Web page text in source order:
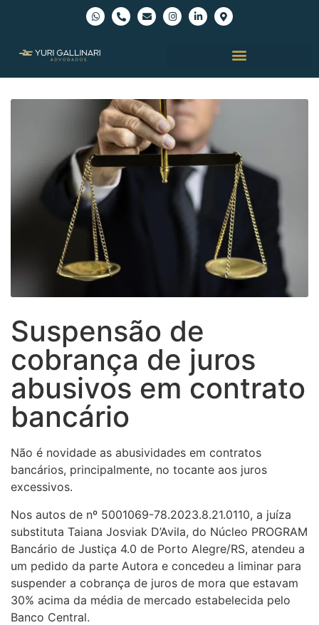
Suspensão de
cobrança de juros
abusivos em contrato
bancário
Não é novidade as abusividades em contratos
bancários, principalmente, no tocante aos juros
excessivos.
Nos autos de nº 5001069-78.2023.8.21.0110, a juíza
substituta Taiana Josviak D’Avila, do Núcleo PROGRAM
Bancário de Justiça 4.0 de Porto Alegre/RS, atendeu a
um pedido da parte Autora e concedeu a liminar para
suspender a cobrança de juros de mora que estavam
30% acima da média de mercado estabelecida pelo
Banco Central.